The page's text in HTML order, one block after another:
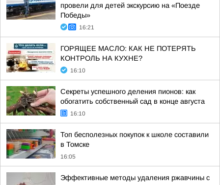
провели для детей экскурсию на «Поезде
Победы»
16:21
ГОРЯЩЕЕ МАСЛО: КАК НЕ ПОТЕРЯТЬ
КОНТРОЛЬ НА КУХНЕ?
16:10
Секреты успешного деления пионов: как
обогатить собственный сад в конце августа
16:10
Топ бесполезных покупок к школе составили
в Томске
16:05
Эффективные методы удаления ржавчины с